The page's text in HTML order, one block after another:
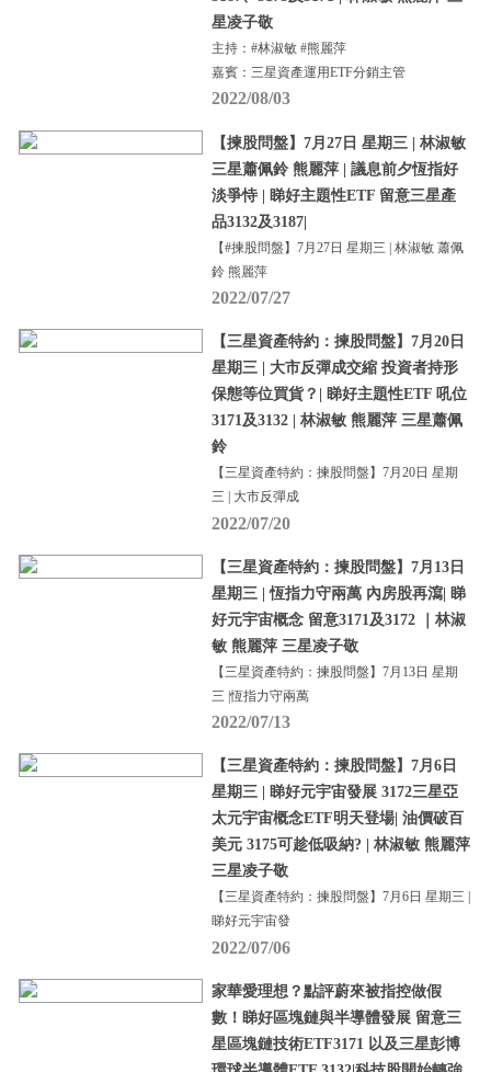
星凌子敬
主持：#林淑敏 #熊麗萍
嘉賓：三星資產運用ETF分銷主管
2022/08/03
【揀股問盤】7月27日 星期三 | 林淑敏
三星蕭佩鈴 熊麗萍 | 議息前夕恆指好
淡爭恃 | 睇好主題性ETF 留意三星產
品3132及3187|
【#揀股問盤】7月27日 星期三 | 林淑敏 蕭佩
鈴 熊麗萍
2022/07/27
【三星資產特約：揀股問盤】7月20日
星期三 | 大市反彈成交縮 投資者持形
保態等位買貨？| 睇好主題性ETF 吼位
3171及3132 | 林淑敏 熊麗萍 三星蕭佩
鈴
【三星資產特約：揀股問盤】7月20日 星期
三 | 大市反彈成
2022/07/20
【三星資產特約：揀股問盤】7月13日
星期三 | 恆指力守兩萬 內房股再瀉| 睇
好元宇宙概念 留意3171及3172 ｜林淑
敏 熊麗萍 三星凌子敬
【三星資產特約：揀股問盤】7月13日 星期
三 |恆指力守兩萬
2022/07/13
【三星資產特約：揀股問盤】7月6日
星期三 | 睇好元宇宙發展 3172三星亞
太元宇宙概念ETF明天登場| 油價破百
美元 3175可趁低吸納? | 林淑敏 熊麗萍
三星凌子敬
【三星資產特約：揀股問盤】7月6日 星期三 |
睇好元宇宙發
2022/07/06
家華愛理想？點評蔚來被指控做假
數！睇好區塊鏈與半導體發展 留意三
星區塊鏈技術ETF3171 以及三星彭博